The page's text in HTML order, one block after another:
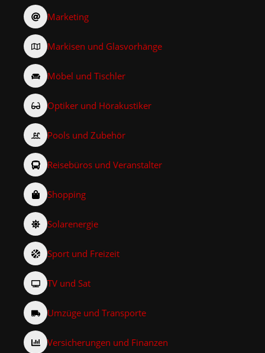
Marketing
Markisen und Glasvorhänge
Möbel und Tischler
Optiker und Hörakustiker
Pools und Zubehör
Reisebüros und Veranstalter
Shopping
Solarenergie
Sport und Freizeit
TV und Sat
Umzüge und Transporte
Versicherungen und Finanzen